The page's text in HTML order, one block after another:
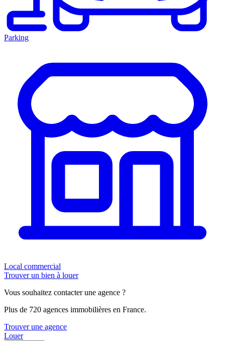
Parking
Local commercial
Trouver un bien à louer
Vous souhaitez contacter une agence ?
Plus de 720 agences immobilières en France.
Trouver une agence
Louer